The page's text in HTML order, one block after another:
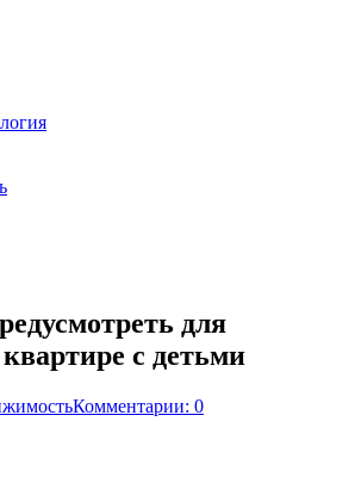
для
с детьми
Комментарии: 0